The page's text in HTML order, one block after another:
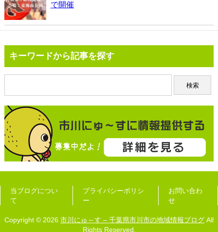
で開催
キーワードから記事を探す
当ブログについ
て
プライバシーポリシ
ー
お問い合わ
せ
Copyright © 2026 市川にゅ～す – 千葉県市川市の地域情報ブログ All
Rights Reserved.